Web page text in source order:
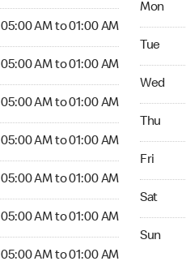
05:00 AM to 01:00 AM
05:00 AM to 01:00 AM
05:00 AM to 01:00 AM
05:00 AM to 01:00 AM
05:00 AM to 01:00 AM
05:00 AM to 01:00 AM
05:00 AM to 01:00 AM
Mon
Tue
Wed
Thu
Fri
Sat
Sun